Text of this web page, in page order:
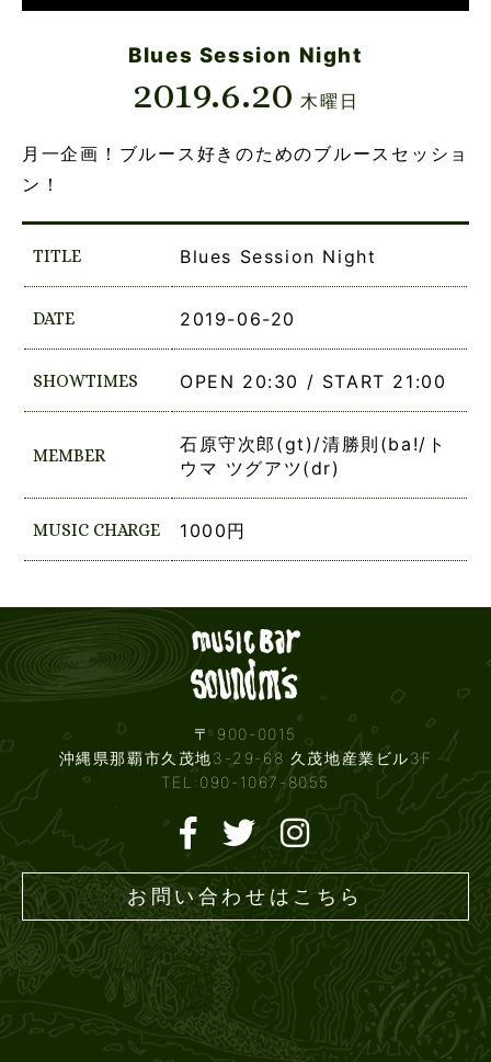
Blues Session Night
2019.6.20 木曜日
月一企画！ブルース好きのためのブルースセッショ
ン！
TITLE Blues Session Night
DATE 2019-06-20
SHOWTIMES OPEN 20:30 / START 21:00
MEMBER
石原守次郎(gt)/清勝則(ba!/ト
ウマ ツグアツ(dr)
MUSIC CHARGE 1000円
〒 900-0015
沖縄県那覇市久茂地3-29-68 久茂地産業ビル3F
TEL:090-1067-8055
お問い合わせはこちら